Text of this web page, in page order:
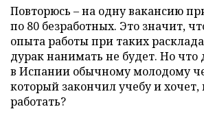
Повторюсь – на одну вакансию
по 80 безработных. Это значит,
опыта работы при таких
дурак нанимать не будет. Но что
в Испании обычному молодому
который закончил учебу и
работать?